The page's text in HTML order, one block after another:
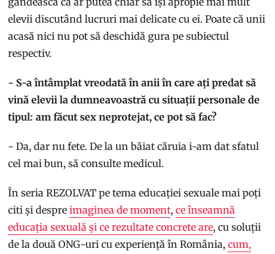
elevii discutând lucruri mai delicate cu ei. Poate că unii
acasă nici nu pot să deschidă gura pe subiectul
respectiv.
- S-a întâmplat vreodată în anii în care ați predat să
vină elevii la dumneavoastră cu situații personale de
tipul: am făcut sex neprotejat, ce pot să fac?
- Da, dar nu fete. De la un băiat căruia i-am dat sfatul
cel mai bun, să consulte medicul.
În seria REZOLVAT pe tema educației sexuale mai poți
citi și despreimaginea de moment,ce înseamnă
educația sexuală și ce rezultate concrete are, cu soluții
de la două ONG-uri cu experiență în România,cum,